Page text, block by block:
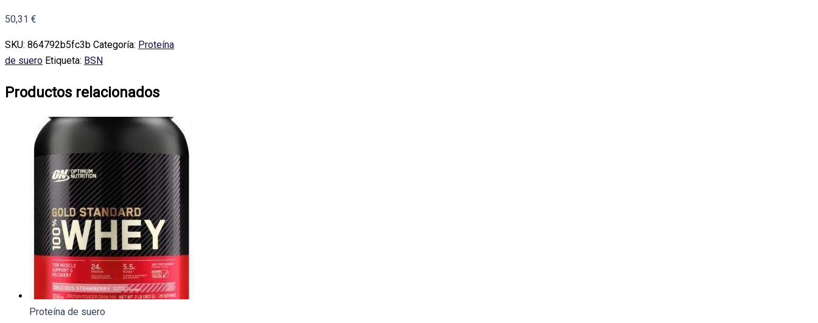
50,31 €
SKU: 864792b5fc3b Categoría: Proteína
de suero Etiqueta: BSN
Productos relacionados
Proteína de suero